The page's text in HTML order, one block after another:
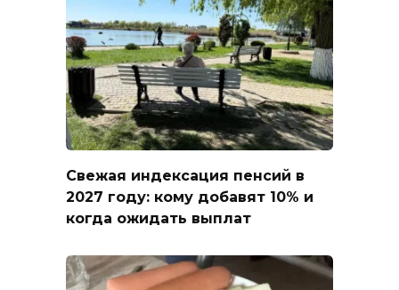
Свежая индексация пенсий в
2027 году: кому добавят 10% и
когда ожидать выплат